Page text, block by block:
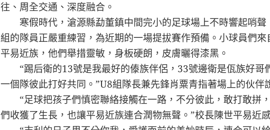
往、周全交通、深度融合。
寒假時代，滄源縣勐董鎮中間完小的足球場上不時響起哨聲
組的隊員正嚴重練習，為近期的一場提拔賽作預備。小球員們來
平易近族，他們舉措靈敏，身板硬朗，皮膚曬得漆黑。
“踢后衛的13號是我最好的傣族伴侶，33號邊衛是佤族好哥
一個隊彼此打好共同。”U8組隊長兼先鋒肖粟青指著場上的伙伴
“足球把孩子們慎密聯絡接觸在一路，不分彼此，敢打敢拼
們收獲了生長，也讓平易近族連合潤物無聲。”校長陳世平易近